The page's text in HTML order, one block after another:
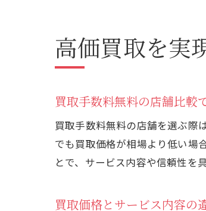
高価買取を実
買取手数料無料の店舗比較
買取手数料無料の店舗を選ぶ際
でも買取価格が相場より低い場
とで、サービス内容や信頼性を
買取価格とサービス内容の